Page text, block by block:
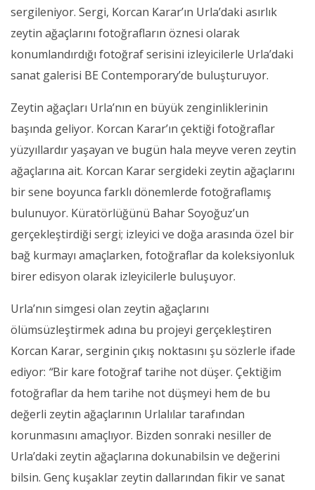
sergileniyor. Sergi, Korcan Karar’ın Urla’daki asırlık
zeytin ağaçlarını fotoğrafların öznesi olarak
konumlandırdığı fotoğraf serisini izleyicilerle Urla’daki
sanat galerisi BE Contemporary’de buluşturuyor.
Zeytin ağaçları Urla’nın en büyük zenginliklerinin
başında geliyor. Korcan Karar’ın çektiği fotoğraflar
yüzyıllardır yaşayan ve bugün hala meyve veren zeytin
ağaçlarına ait. Korcan Karar sergideki zeytin ağaçlarını
bir sene boyunca farklı dönemlerde fotoğraflamış
bulunuyor. Küratörlüğünü Bahar Soyoğuz’un
gerçekleştirdiği sergi; izleyici ve doğa arasında özel bir
bağ kurmayı amaçlarken, fotoğraflar da koleksiyonluk
birer edisyon olarak izleyicilerle buluşuyor.
Urla’nın simgesi olan zeytin ağaçlarını
ölümsüzleştirmek adına bu projeyi gerçekleştiren
Korcan Karar, serginin çıkış noktasını şu sözlerle ifade
ediyor: “Bir kare fotoğraf tarihe not düşer. Çektiğim
fotoğraflar da hem tarihe not düşmeyi hem de bu
değerli zeytin ağaçlarının Urlalılar tarafından
korunmasını amaçlıyor. Bizden sonraki nesiller de
Urla’daki zeytin ağaçlarına dokunabilsin ve değerini
bilsin. Genç kuşaklar zeytin dallarından fikir ve sanat